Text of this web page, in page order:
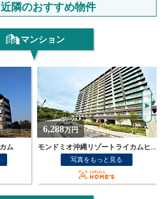
近隣のおすすめ物件
マンション
6,499万円
ザ・ライカムヒルズレジデンス沖縄
写真をもっと見る